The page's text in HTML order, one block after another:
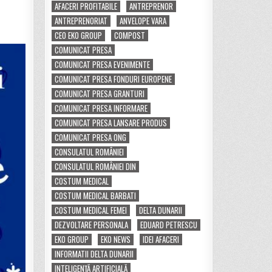
AFACERI PROFITABILE
ANTREPRENOR
ANTREPRENORIAT
ANVELOPE VARA
CEO EKO GROUP
COMPOST
COMUNICAT PRESA
COMUNICAT PRESA EVENIMENTE
COMUNICAT PRESA FONDURI EUROPENE
COMUNICAT PRESA GRANTURI
COMUNICAT PRESA INFORMARE
COMUNICAT PRESA LANSARE PRODUS
COMUNICAT PRESA ONG
CONSULATUL ROMÂNIEI
CONSULATUL ROMÂNIEI DIN
COSTUM MEDICAL
COSTUM MEDICAL BARBATI
COSTUM MEDICAL FEMEI
DELTA DUNARII
DEZVOLTARE PERSONALA
EDUARD PETRESCU
EKO GROUP
EKO NEWS
IDEI AFACERI
INFORMATII DELTA DUNARII
INTELIGENȚĂ ARTIFICIALĂ